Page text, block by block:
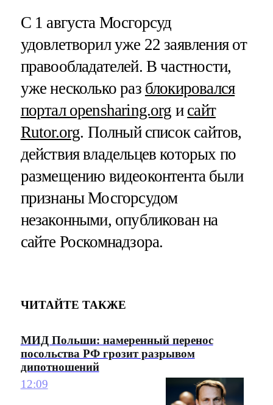
С 1 августа Мосгорсуд
удовлетворил уже 22 заявления от
правообладателей. В частности,
уже несколько раз блокировался
портал opensharing.org и сайт
Rutor.org. Полный список сайтов,
действия владельцев которых по
размещению видеоконтента были
признаны Мосгорсудом
незаконными, опубликован на
сайте Роскомнадзора.
ЧИТАЙТЕ ТАКЖЕ
МИД Польши: намеренный перенос
посольства РФ грозит разрывом
дипотношений
12:09